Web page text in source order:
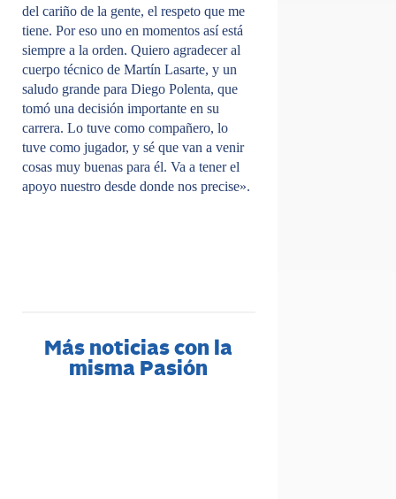
del cariño de la gente, el respeto que me
tiene. Por eso uno en momentos así está
siempre a la orden. Quiero agradecer al
cuerpo técnico de Martín Lasarte, y un
saludo grande para Diego Polenta, que
tomó una decisión importante en su
carrera. Lo tuve como compañero, lo
tuve como jugador, y sé que van a venir
cosas muy buenas para él. Va a tener el
apoyo nuestro desde donde nos precise».
Más noticias con la
misma Pasión